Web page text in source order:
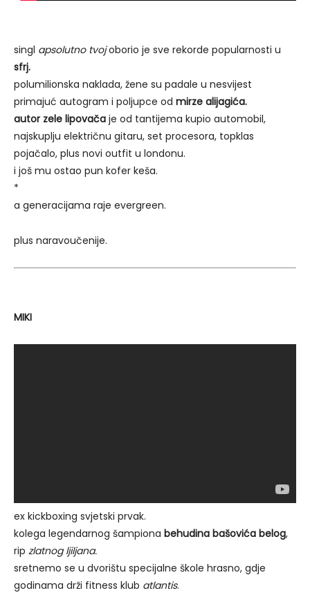
singl apsolutno tvojoborio je sve rekorde popularnosti u
sfrj.
polumilionska naklada, žene su padale u nesvijest
primajuć autogram i poljupce od mirze alijagića.
autor zele lipovača je od tantijema kupio automobil,
najskuplju električnu gitaru, set procesora, topklas
pojačalo, plus novi outfit u londonu.
i još mu ostao pun kofer keša.
*
a generacijama raje evergreen.
plus naravoučenije.
MIKI
ex kickboxing svjetski prvak.
kolega legendarnog šampiona behudina bašovića belog,
rip zlatnog ljiljana.
sretnemo se u dvorištu specijalne škole hrasno, gdje
godinama drži fitness klub atlantis.